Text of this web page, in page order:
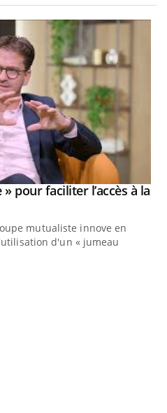
pour faciliter l’accès à la
mutualiste innove en
d'un « jumeau